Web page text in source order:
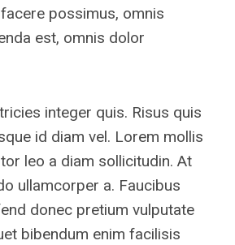
possimus, omnis
est, omnis dolor
integer quis. Risus quis
id diam vel. Lorem mollis
leo a diam sollicitudin. At
ullamcorper a. Faucibus
donec pretium vulputate
bibendum enim facilisis